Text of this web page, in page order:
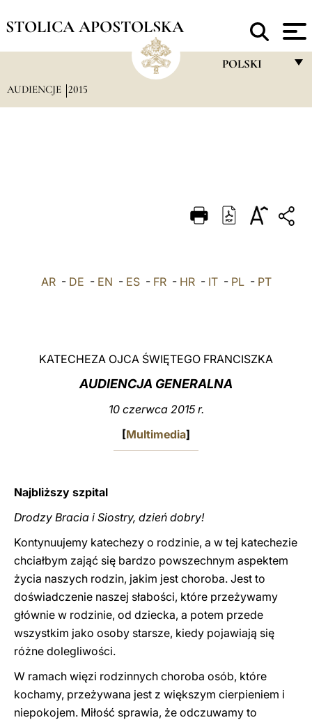
STOLICA APOSTOLSKA
POLSKI
DEUTSCH
العربيّة
AUDIENCJE 2015
AR- DE - EN - ES- FR- HR- IT- PL- PT
KATECHEZA OJCA ŚWIĘTEGO FRANCISZKA
AUDIENCJA GENERALNA
10 czerwca 2015 r.
[Multimedia]
Najbliższy szpital
Drodzy Bracia i Siostry, dzień dobry!
Kontynuujemy katechezy o rodzinie, a w tej katechezie
chciałbym zająć się bardzo powszechnym aspektem
życia naszych rodzin, jakim jest choroba. Jest to
doświadczenie naszej słabości, które przeżywamy
głównie w rodzinie, od dziecka, a potem przede
wszystkim jako osoby starsze, kiedy pojawiają się
różne dolegliwości.
W ramach więzi rodzinnych choroba osób, które
kochamy, przeżywana jest z większym cierpieniem i
niepokojem. Miłość sprawia, że odczuwamy to